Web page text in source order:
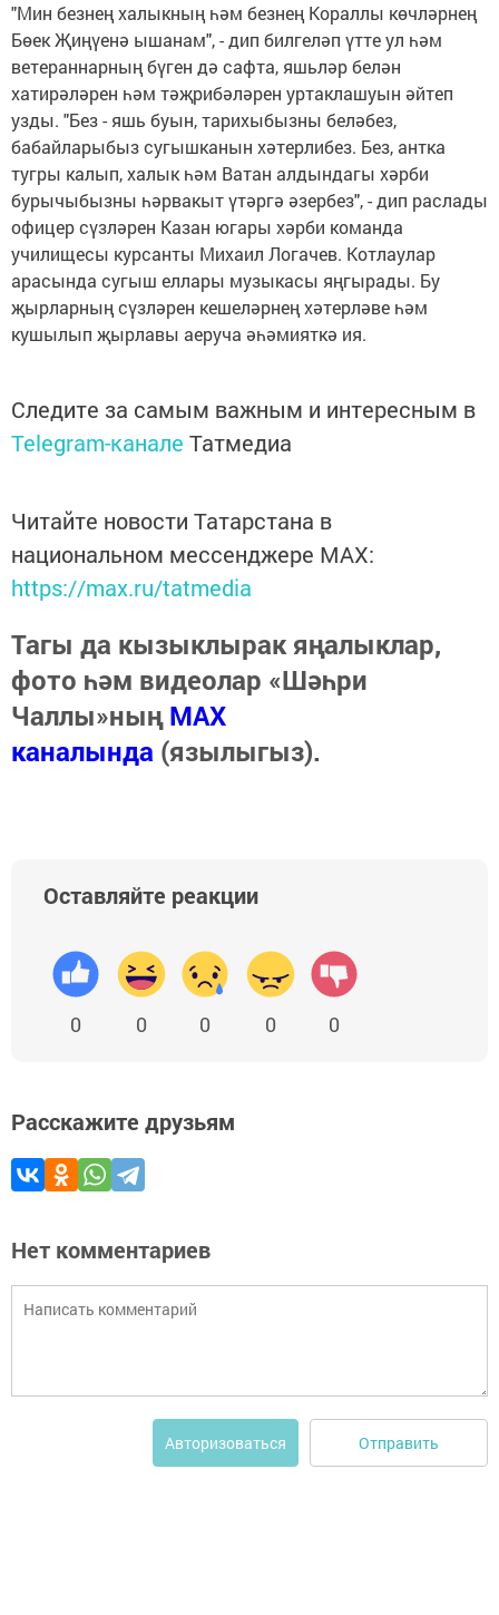
"Мин безнең халыкның һәм безнең Кораллы көчләрнең
Бөек Җиңүенә ышанам", - дип билгеләп үтте ул һәм
ветераннарның бүген дә сафта, яшьләр белән
хатирәләрен һәм тәҗрибәләрен уртаклашуын әйтеп
узды. "Без - яшь буын, тарихыбызны беләбез,
бабайларыбыз сугышканын хәтерлибез. Без, антка
тугры калып, халык һәм Ватан алдындагы хәрби
бурычыбызны һәрвакыт үтәргә әзербез", - дип раслады
офицер сүзләрен Казан югары хәрби команда
училищесы курсанты Михаил Логачев. Котлаулар
арасында сугыш еллары музыкасы яңгырады. Бу
җырларның сүзләрен кешеләрнең хәтерләве һәм
кушылып җырлавы аеруча әһәмияткә ия.
Следите за самым важным и интересным в
Telegram-канале Татмедиа
Читайте новости Татарстана в
национальном мессенджере MАХ:
https://max.ru/tatmedia
Тагы да кызыклырак яңалыклар,
фото һәм видеолар «Шәһри
Чаллы»ныңMAX
каналында (язылыгыз).
Оставляйте реакции
0 0 0 0 0
Расскажите друзьям
Нет комментариев
Авторизоваться Отправить